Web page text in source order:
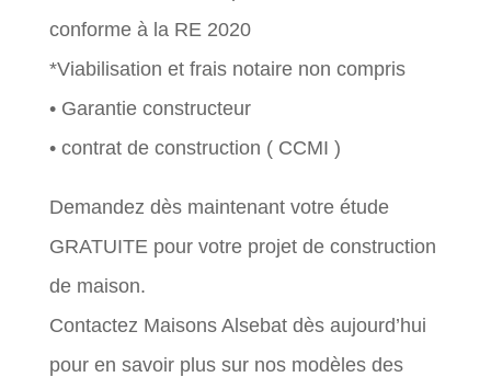
conforme à la RE 2020
*Viabilisation et frais notaire non compris
• Garantie constructeur
• contrat de construction ( CCMI )
Demandez dès maintenant votre étude
GRATUITE pour votre projet de construction
de maison.
Contactez Maisons Alsebat dès aujourd’hui
pour en savoir plus sur nos modèles des